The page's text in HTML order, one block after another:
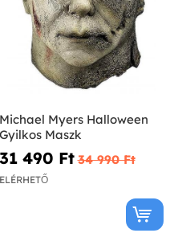
Michael Myers Halloween
Gyilkos Maszk
31 490 Ft‎ 34 990 Ft‎
ELÉRHETŐ